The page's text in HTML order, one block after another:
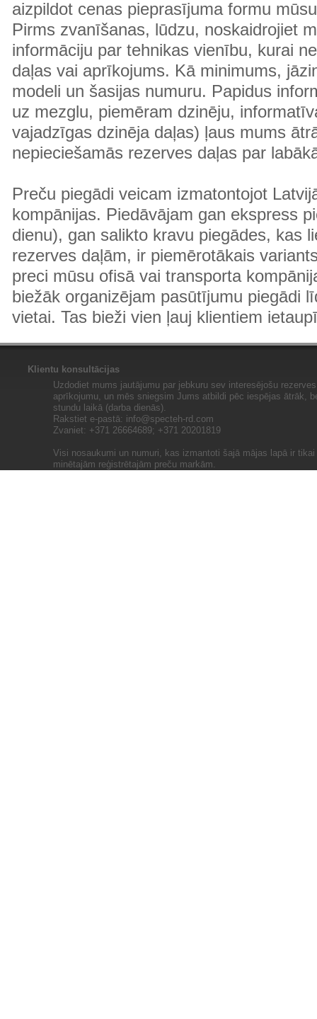
aizpildot cenas pieprasījuma formu
Pirms zvanīšanas, lūdzu, noskaidrojiet
informāciju par tehnikas vienību, kurai
daļas vai aprīkojums. Kā minimums,
modeli un šasijas numuru. Papidus
uz mezglu, piemēram dzinēju,
vajadzīgas dzinēja daļas) ļaus mums
nepieciešamās rezerves daļas par
Preču piegādi veicam izmatontojot
kompānijas. Piedāvājam gan ekspress
dienu), gan salikto kravu piegādes, kas
rezerves daļām, ir piemērotākais
preci mūsu ofisā vai transporta
biežāk organizējam pasūtījumu piegādi
vietai. Tas bieži vien ļauj klientiem
Klientu konsultācijas
Uzdodiet mums jautājumu par jebkuru sev interesējošu
aprīkojumu, un mēs sniegsim Jums atbildi pēc iespējas ātrāk,
stundu laikā (darba dienās).
Rakstiet e-pastā: info@specteh-rd.com
Zvaniet: +371 26664689; +371 20201819
Visi nosaukumi un numuri, kas izmantoti šajā mājas lapā ir
minētajām reģistrētajām preču markām.